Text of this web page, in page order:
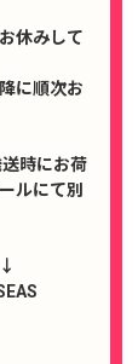
休みして
に順次お
時にお荷
ルにて別